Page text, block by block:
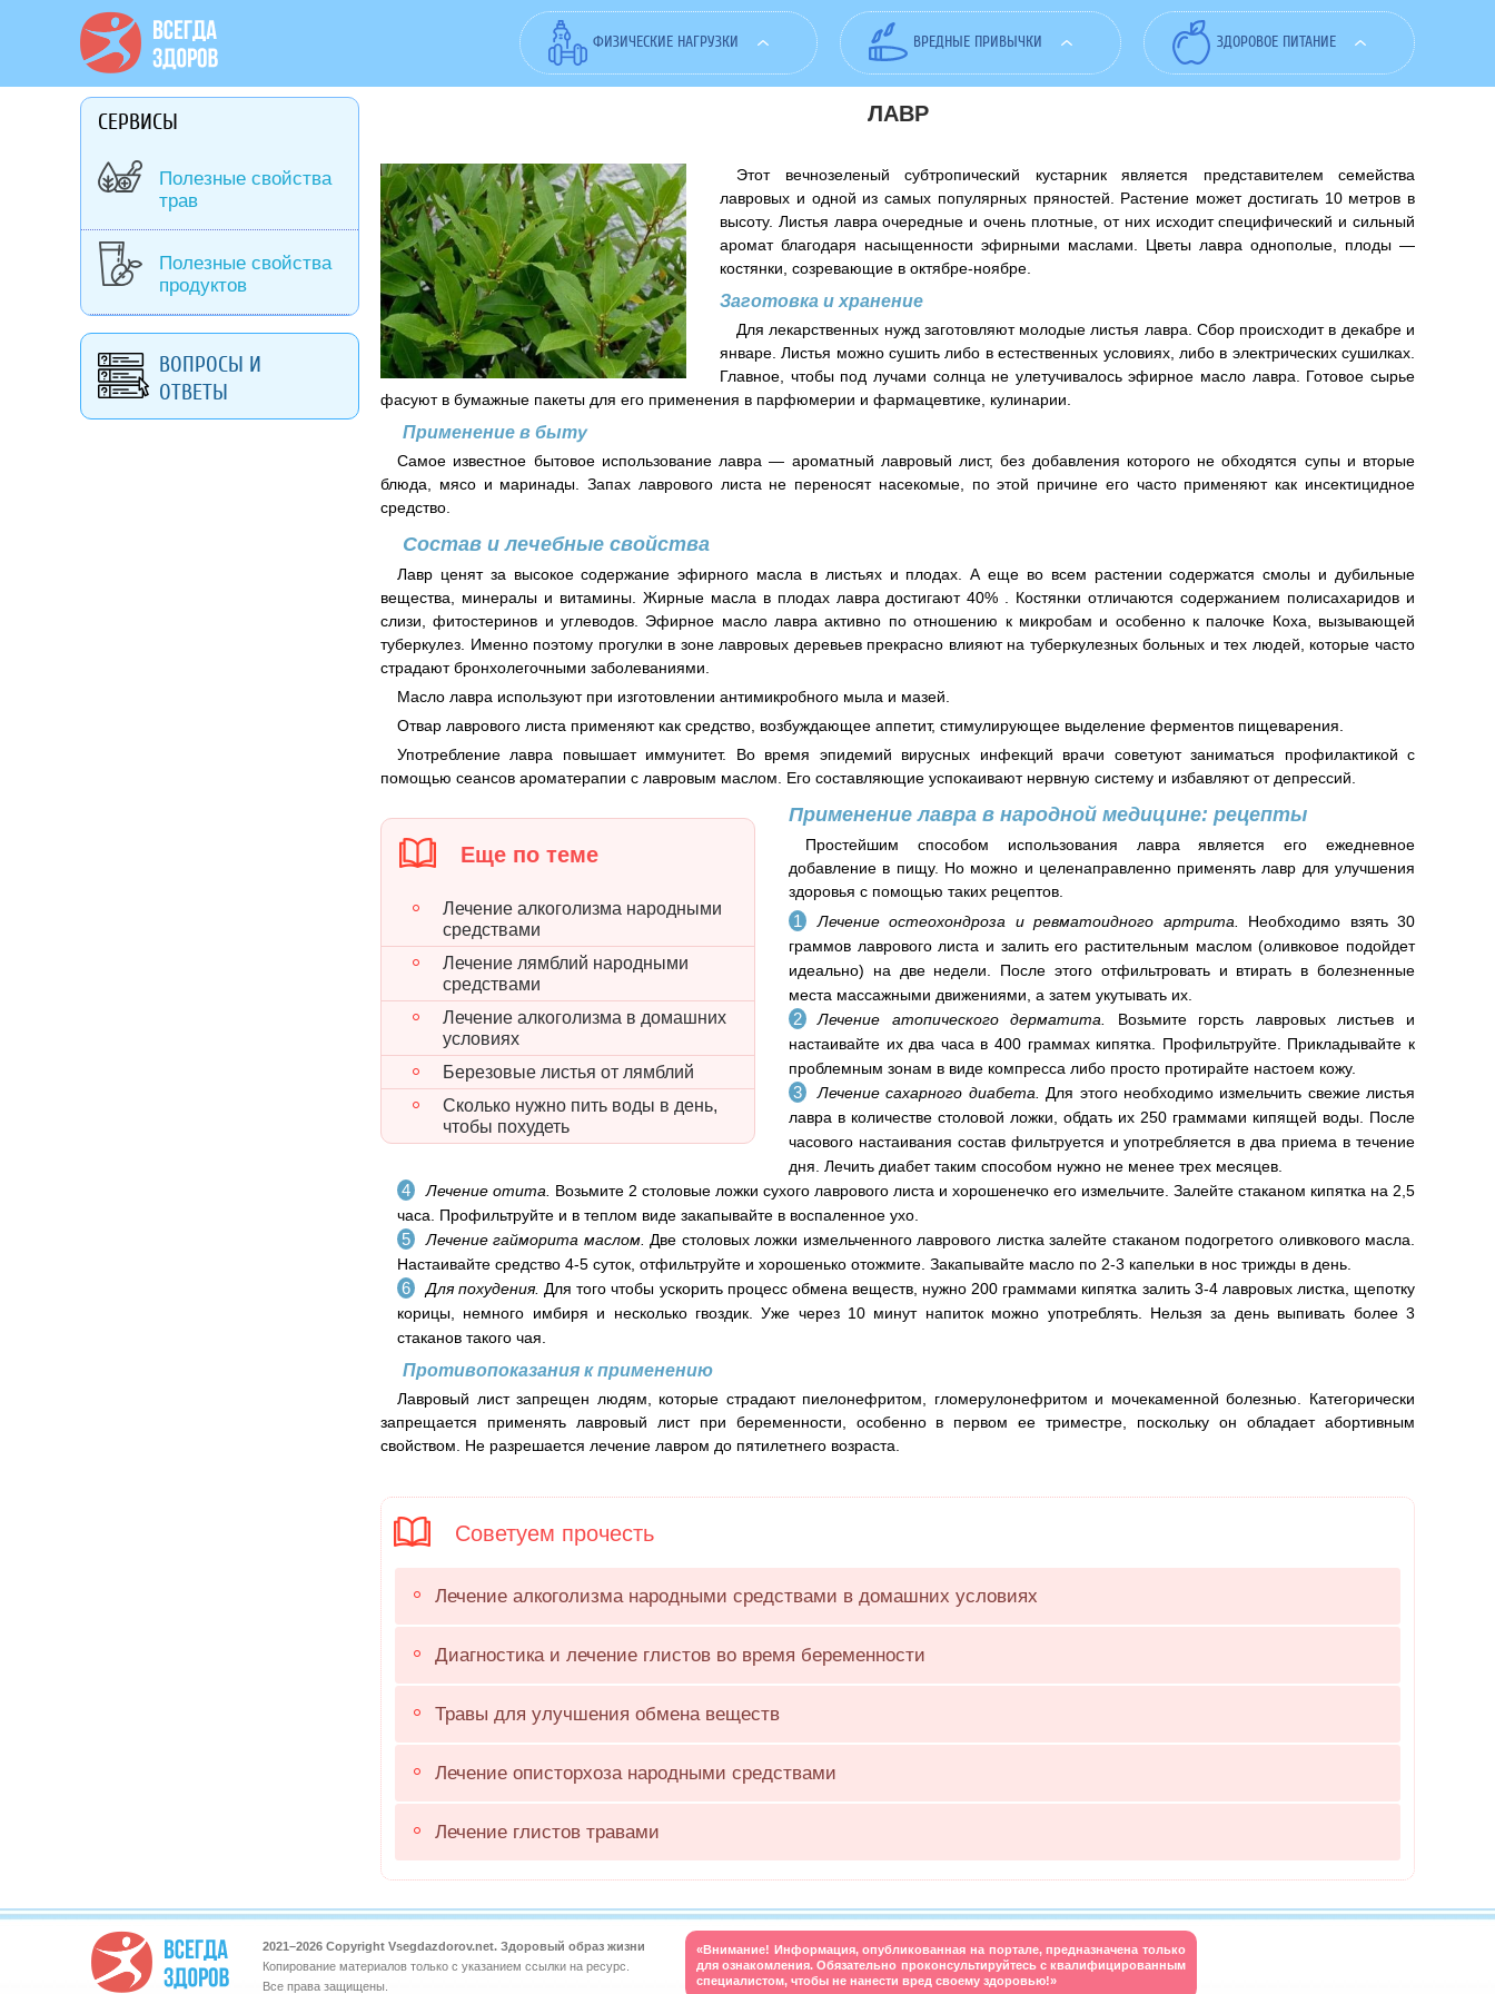
ФИЗИЧЕСКИЕ НАГРУЗКИ ВРЕДНЫЕ ПРИВЫЧКИ ЗДОРОВОЕ ПИТАНИЕ
ЛАВР
Этот вечнозеленый субтропический кустарник является представителем семейства
лавровых и одной из самых популярных пряностей. Растение может достигать 10 метров в
высоту. Листья лавра очередные и очень плотные, от них исходит специфический и сильный
аромат благодаря насыщенности эфирными маслами. Цветы лавра однополые, плоды —
костянки, созревающие в октябре-ноябре.
Заготовка и хранение
Для лекарственных нужд заготовляют молодые листья лавра. Сбор происходит в декабре и
январе. Листья можно сушить либо в естественных условиях, либо в электрических сушилках.
Главное, чтобы под лучами солнца не улетучивалось эфирное масло лавра. Готовое сырье
фасуют в бумажные пакеты для его применения в парфюмерии и фармацевтике, кулинарии.
Применение в быту
Самое известное бытовое использование лавра — ароматный лавровый лист, без добавления которого не обходятся супы и вторые
блюда, мясо и маринады. Запах лаврового листа не переносят насекомые, по этой причине его часто применяют как инсектицидное
средство.
Состав и лечебные свойства
Лавр ценят за высокое содержание эфирного масла в листьях и плодах. А еще во всем растении содержатся смолы и дубильные
вещества, минералы и витамины. Жирные масла в плодах лавра достигают 40% . Костянки отличаются содержанием полисахаридов и
слизи, фитостеринов и углеводов. Эфирное масло лавра активно по отношению к микробам и особенно к палочке Коха, вызывающей
туберкулез. Именно поэтому прогулки в зоне лавровых деревьев прекрасно влияют на туберкулезных больных и тех людей, которые часто
страдают бронхолегочными заболеваниями.
Масло лавра используют при изготовлении антимикробного мыла и мазей.
Отвар лаврового листа применяют как средство, возбуждающее аппетит, стимулирующее выделение ферментов пищеварения.
Употребление лавра повышает иммунитет. Во время эпидемий вирусных инфекций врачи советуют заниматься профилактикой с
помощью сеансов ароматерапии с лавровым маслом. Его составляющие успокаивают нервную систему и избавляют от депрессий.
Еще по теме
Лечение алкоголизма народными
средствами
Лечение лямблий народными
средствами
Лечение алкоголизма в домашних
условиях
Березовые листья от лямблий
Сколько нужно пить воды в день,
чтобы похудеть
Применение лавра в народной медицине: рецепты
Простейшим способом использования лавра является его ежедневное
добавление в пищу. Но можно и целенаправленно применять лавр для улучшения
здоровья с помощью таких рецептов.
Лечение остеохондроза и ревматоидного артрита. Необходимо взять 30
граммов лаврового листа и залить его растительным маслом (оливковое подойдет
идеально) на две недели. После этого отфильтровать и втирать в болезненные
места массажными движениями, а затем укутывать их.
Лечение атопического дерматита. Возьмите горсть лавровых листьев и
настаивайте их два часа в 400 граммах кипятка. Профильтруйте. Прикладывайте к
проблемным зонам в виде компресса либо просто протирайте настоем кожу.
Лечение сахарного диабета.
Для этого необходимо измельчить свежие листья
лавра в количестве столовой ложки, обдать их 250 граммами кипящей воды. После
часового настаивания состав фильтруется и употребляется в два приема в течение
дня. Лечить диабет таким способом нужно не менее трех месяцев.
Лечение отита. Возьмите 2 столовые ложки сухого лаврового листа и хорошенечко его измельчите. Залейте стаканом кипятка на 2,5
часа. Профильтруйте и в теплом виде закапывайте в воспаленное ухо.
Лечение гайморита маслом. Две столовых ложки измельченного лаврового листка залейте стаканом подогретого оливкового масла.
Настаивайте средство 4-5 суток, отфильтруйте и хорошенько отожмите. Закапывайте масло по 2-3 капельки в нос трижды в день.
Для похудения. Для того чтобы ускорить процесс обмена веществ, нужно 200 граммами кипятка залить 3-4 лавровых листка, щепотку
корицы, немного имбиря и несколько гвоздик. Уже через 10 минут напиток можно употреблять. Нельзя за день выпивать более 3
стаканов такого чая.
Противопоказания к применению
Лавровый лист запрещен людям, которые страдают пиелонефритом, гломерулонефритом и мочекаменной болезнью. Категорически
запрещается применять лавровый лист при беременности, особенно в первом ее триместре, поскольку он обладает абортивным
свойством. Не разрешается лечение лавром до пятилетнего возраста.
Советуем прочесть
Лечение алкоголизма народными средствами в домашних условиях
Диагностика и лечение глистов во время беременности
Травы для улучшения обмена веществ
Лечение описторхоза народными средствами
Лечение глистов травами
СЕРВИСЫ
Полезные свойства
трав
Полезные свойства
продуктов
ВОПРОСЫ И
ОТВЕТЫ
2021–2026 Copyright Vsegdazdorov.net. Здоровый образ жизни
Копирование материалов только с указанием ссылки на ресурс.
Все права защищены.
«Внимание! Информация, опубликованная на портале, предназначена только
для ознакомления. Обязательно проконсультируйтесь с квалифицированным
специалистом, чтобы не нанести вред своему здоровью!»